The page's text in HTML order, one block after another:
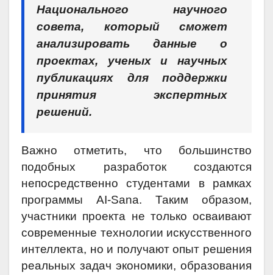
Национального научного
совета, который сможет
анализировать данные о
проектах, ученых и научных
публикациях для поддержки
принятия экспертных
решений.
Важно отметить, что большинство
подобных разработок создаются
непосредственно студентами в рамках
программы AI-Sana. Таким образом,
участники проекта не только осваивают
современные технологии искусственного
интеллекта, но и получают опыт решения
реальных задач экономики, образования